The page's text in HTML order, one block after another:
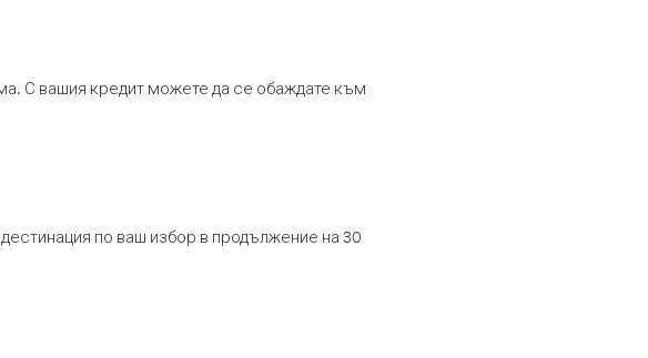
С вашия кредит можете да се обаждате към
по ваш избор в продължение на 30